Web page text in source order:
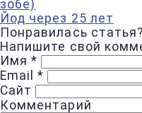
зобе)
Йод через 25 лет
Понравилась
Напишите свой
Имя*
Email*
Сайт
Комментарий